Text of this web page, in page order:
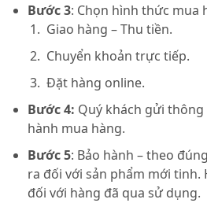
Bước 3: Chọn hình thức mua
Giao hàng – Thu tiền.
Chuyển khoản trực tiếp.
Đặt hàng online.
Bước 4: Quý khách gửi
hành mua hàng.
Bước 5: Bảo hành – theo
ra đối với sản phẩm mới tinh.
đối với hàng đã qua sử dụng.